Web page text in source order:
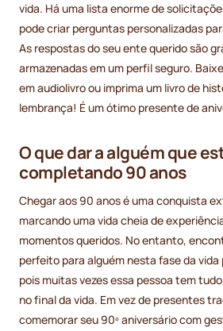
vida. Há uma lista enorme de
pode criar perguntas personalizadas
As respostas do seu ente querido são
armazenadas em um perfil seguro.
em audiolivro ou imprima um livro de
lembrança! É um ótimo presente de
O que dar a alguém que
completando 90 anos
Chegar aos 90 anos é uma conquista
marcando uma vida cheia de
momentos queridos. No entanto,
perfeito para alguém nesta fase da vida
pois muitas vezes essa pessoa tem
no final da vida. Em vez de presentes
comemorar seu 90º aniversário com